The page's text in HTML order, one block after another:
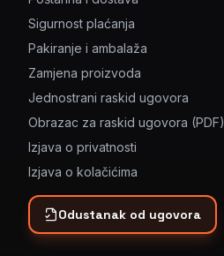
Sigurnost plaćanja
Pakiranje i ambalaža
Zamjena proizvoda
Jednostrani raskid ugovora
Obrazac za raskid ugovora (PDF)
Izjava o privatnosti
Izjava o kolačićima
Odustanak od ugovora